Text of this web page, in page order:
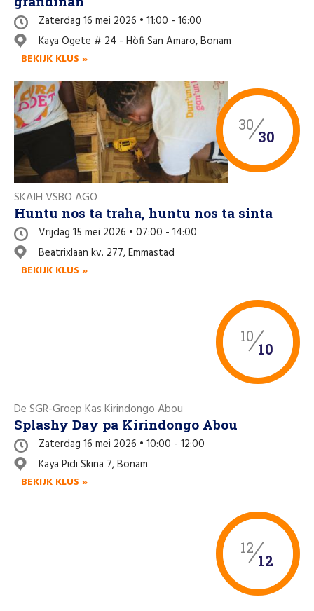
Zaterdag 16 mei 2026 • 11:00 - 16:00
Kaya Ogete # 24 - Hòfi San Amaro, Bonam
BEKIJK KLUS »
30
30
SKAIH VSBO AGO
Huntu nos ta traha, huntu nos ta sinta
Vrijdag 15 mei 2026 • 07:00 - 14:00
Beatrixlaan kv. 277, Emmastad
BEKIJK KLUS »
10
10
De SGR-Groep Kas Kirindongo Abou
Splashy Day pa Kirindongo Abou
Zaterdag 16 mei 2026 • 10:00 - 12:00
Kaya Pidi Skina 7, Bonam
BEKIJK KLUS »
12
12